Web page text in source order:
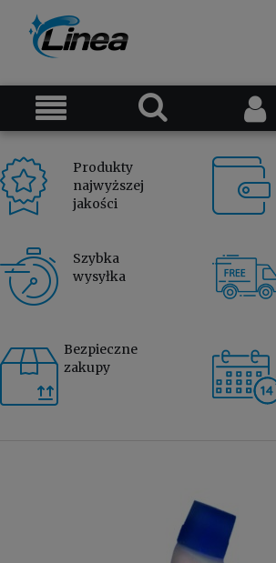
Produkty
najwyższej
jakości
Szybka
wysyłka
Bezpieczne
zakupy